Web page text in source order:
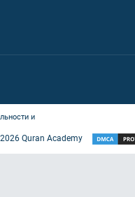
и
2026Quran Academy